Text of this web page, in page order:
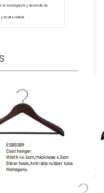
en investigación y desarrollo de
de alta calidad